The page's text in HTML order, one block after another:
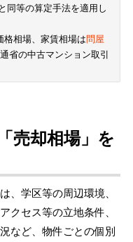
同等の算定手法を適用し
相場、家賃相場は問屋
省の中古マンション取引
売却相場」を
、学区等の周辺環境、
クセス等の立地条件、
など、物件ごとの個別